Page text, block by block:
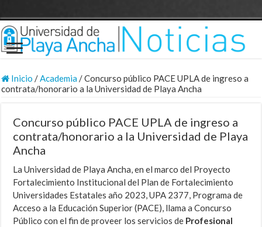
Inicio /Academia/Concurso público PACE UPLA de ingreso a
contrata/honorario a la Universidad de Playa Ancha
Concurso público PACE UPLA de ingreso a
contrata/honorario a la Universidad de Playa
Ancha
La Universidad de Playa Ancha, en el marco del Proyecto
Fortalecimiento Institucional del Plan de Fortalecimiento
Universidades Estatales año 2023, UPA 2377, Programa de
Acceso a la Educación Superior (PACE), llama a Concurso
Público con el fin de proveer los servicios de Profesional